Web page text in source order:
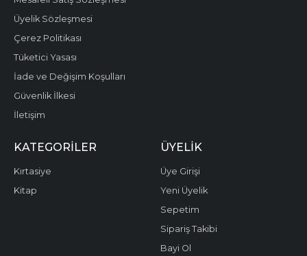
Üyelik Sözleşmesi
Çerez Politikası
Tüketici Yasası
İade ve Değişim Koşulları
Güvenlik İlkesi
İletişim
KATEGORILER
Kırtasiye
Kitap
ÜYELIK
Üye Girişi
Yeni Üyelik
Sepetim
Sipariş Takibi
Bayi Ol